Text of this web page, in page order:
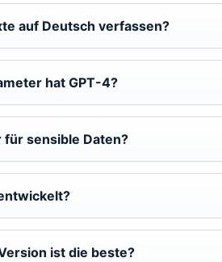
auf Deutsch verfassen?
hat GPT-4?
für sensible Daten?
ist die beste?